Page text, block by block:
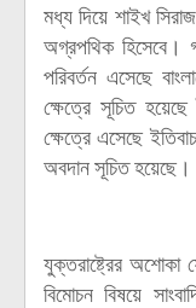
মধ্য দিয়ে শাইখ
অগ্রপথিক হিসেবে।
পরিবর্তন এসেছে
ক্ষেত্রে সূচিত
ক্ষেত্রে এসেছে
অবদান সূচিত হয়েছে।
যুক্তরাষ্ট্রের অশোকা
বিমোচন বিষয়ে